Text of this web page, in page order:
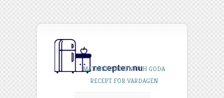
MATINSPIRATION OCH GODA
RECEPT FÖR VARDAGEN